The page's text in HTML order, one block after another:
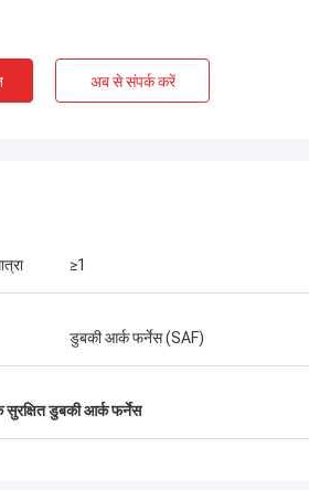
इंजीनियरों के
पाकिस्तान के
अब से संपर्क करें
≥1
डुबकी आर्क फर्नेस (SAF)
सुरक्षित डुबकी आर्क फर्नेस